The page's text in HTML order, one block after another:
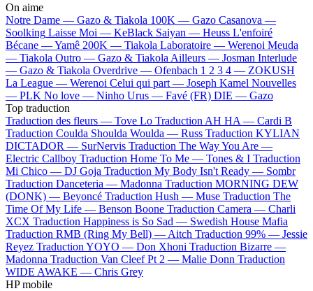
On aime
Notre Dame — Gazo & Tiakola 100K — Gazo Casanova —
Soolking Laisse Moi — KeBlack Saiyan — Heuss L'enfoiré
Bécane —Yamê 200K — Tiakola Laboratoire — Werenoi Meuda
— Tiakola Outro — Gazo & Tiakola Ailleurs — Josman Interlude
— Gazo & Tiakola Overdrive — Ofenbach 1 2 3 4 — ZOKUSH
La League — Werenoi Celui qui part — Joseph Kamel Nouvelles
— PLK No love — Ninho Urus — Favé (FR) DIE — Gazo
Top traduction
Traduction des fleurs — Tove Lo Traduction AH HA — Cardi B
Traduction Coulda Shoulda Woulda — Russ Traduction KYLIAN
DICTADOR — SurNervis Traduction The Way You Are —
Electric Callboy Traduction Home To Me — Tones & I Traduction
Mi Chico — DJ Goja Traduction My Body Isn't Ready — Sombr
Traduction Danceteria — Madonna Traduction MORNING DEW
(DONK) — Beyoncé Traduction Hush — Muse Traduction The
Time Of My Life — Benson Boone Traduction Camera — Charli
XCX Traduction Happiness is So Sad — Swedish House Mafia
Traduction RMB (Ring My Bell) — Aitch Traduction 99% — Jessie
Reyez Traduction YOYO — Don Xhoni Traduction Bizarre —
Madonna Traduction Van Cleef Pt 2 — Malie Donn Traduction
WIDE AWAKE — Chris Grey
HP mobile